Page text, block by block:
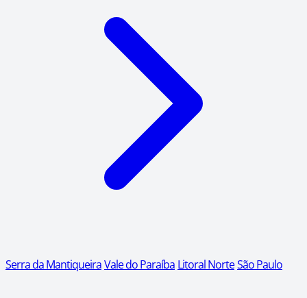
Serra da MantiqueiraVale do Paraíba Litoral NorteSão Paulo